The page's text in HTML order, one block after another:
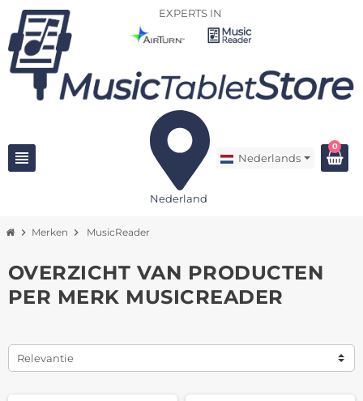
EXPERTS IN
view_headline
Nederland
Nederlands
0
chevron_right Merken chevron_right MusicReader
OVERZICHT VAN PRODUCTEN
PER MERK MUSICREADER
Relevantie